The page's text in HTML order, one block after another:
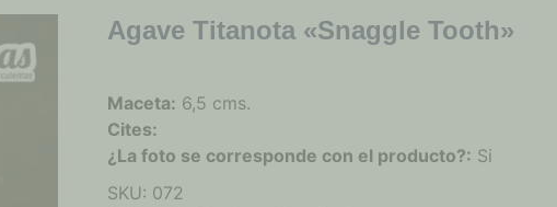
Agave Titanota «Snaggle Tooth»
Maceta: 6,5 cms.
Cites:
¿La foto se corresponde con el producto?: Si
SKU: 072